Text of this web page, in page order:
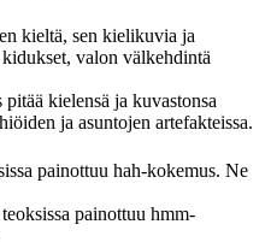
kieltä, sen kielikuvia ja
valon välkehdintä
kielensä ja kuvastonsa
ja asuntojen artefakteissa.
painottuu hah-kokemus. Ne
painottuu hmm-